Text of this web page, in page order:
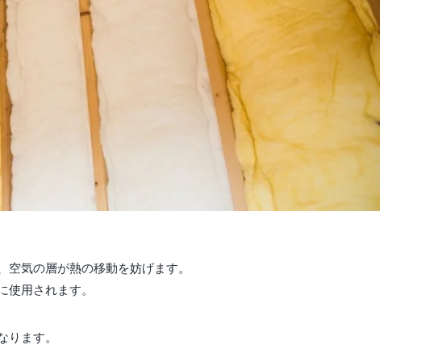
気の層が熱の移動を妨げます。
用されます。
ます。